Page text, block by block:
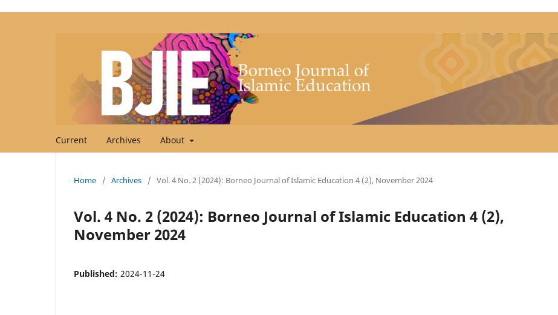
Current Archives About
Home / Archives / Vol. 4 No. 2 (2024): Borneo Journal of Islamic Education 4 (2), November 2024
Vol. 4 No. 2 (2024): Borneo Journal of Islamic Education 4 (2),
November 2024
Published: 2024-11-24